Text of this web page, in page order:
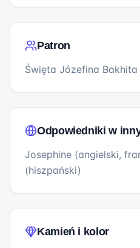
Patron
Święta Józefina Bakhita
Odpowiedniki w
Josephine (angielski,
(hiszpański)
Kamień i kolor